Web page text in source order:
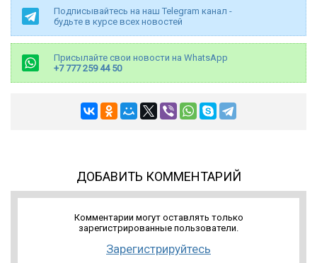
Подписывайтесь на наш Telegram канал -
будьте в курсе всех новостей
Присылайте свои новости на WhatsApp
+7 777 259 44 50
ДОБАВИТЬ КОММЕНТАРИЙ
Комментарии могут оставлять только
зарегистрированные пользователи.
Зарегистрируйтесь